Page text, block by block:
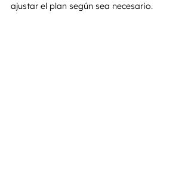
ajustar el plan según sea necesario.